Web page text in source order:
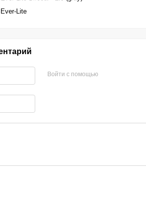
Ever-Lite
Войти с помощью